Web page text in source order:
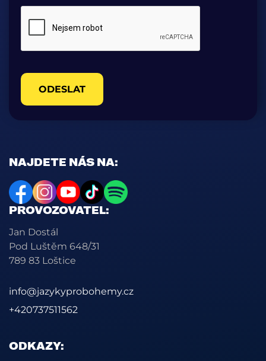
NAJDETE NÁS NA:
PROVOZOVATEL:
Jan Dostál
Pod Luštěm 648/31
789 83 Loštice
info@jazykyprobohemy.cz
+420737511562
ODKAZY:
ODESLAT